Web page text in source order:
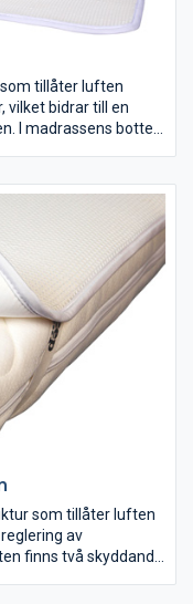
tillåter luften
vilket bidrar till en
I madrassens botten
som tillåter luften
av
finns två skyddande